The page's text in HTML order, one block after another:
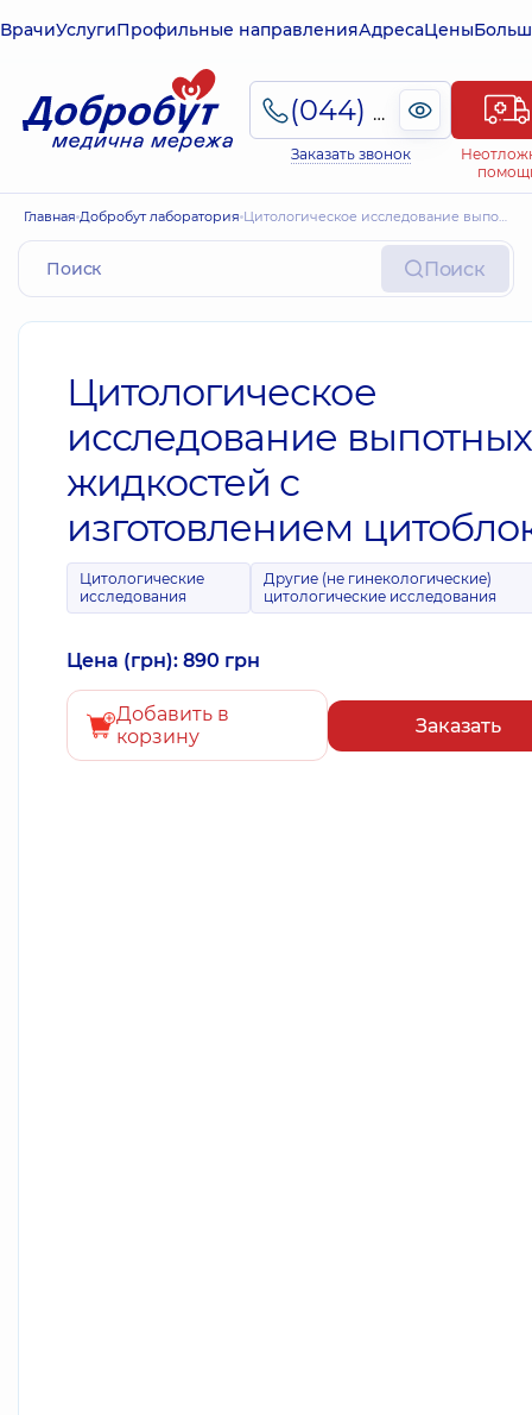
ВрачиУслугиПрофильные направленияАдресаЦены
(044) 495-2-888
Заказать звонок
Главная Добробут лаборатория Цитологическое исследование выпотных жидкостей с изготовлением цитоблоков
Поиск
Цитологическое
исследование выпотных
жидкостей с
изготовлением
Цитологические
исследования
Другие (не гинекологические)
цитологические исследования
Цена (грн): 890 грн
Добавить в
корзину
Заказать